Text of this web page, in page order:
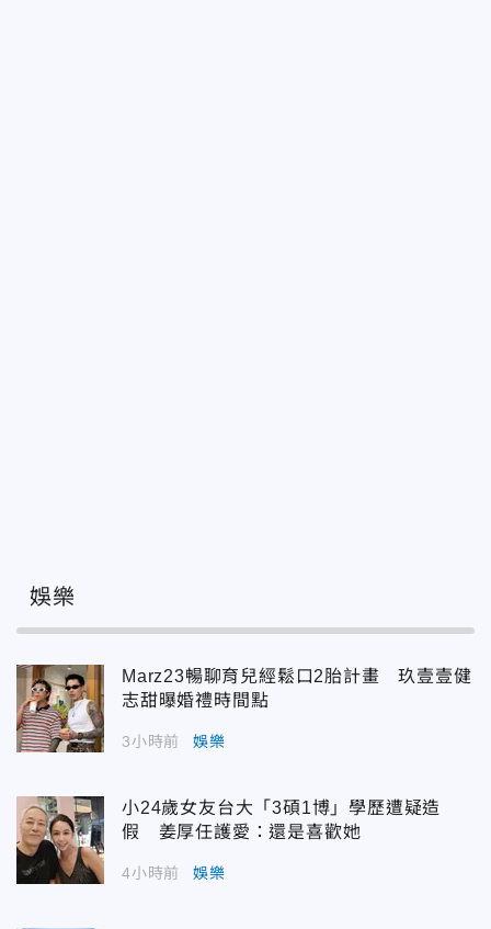
娛樂
Marz23暢聊育兒經鬆口2胎計畫 玖壹壹健
志甜曝婚禮時間點
3小時前 娛樂
小24歲女友台大「3碩1博」學歷遭疑造
假 姜厚任護愛：還是喜歡她
4小時前 娛樂